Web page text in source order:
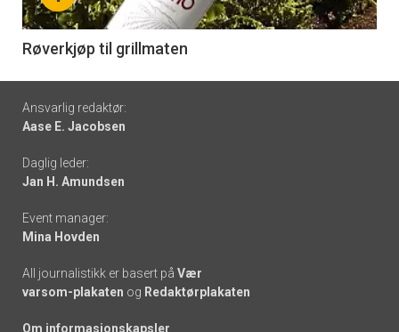
-
6
Røverkjøp til grillmaten
Footer
-
links
Ansvarlig redaktør:
Aase E. Jacobsen
Daglig leder:
Jan H. Amundsen
Event manager:
Mina Hovden
All journalistikk er basert på Vær
varsom-plakaten og Redaktørplakaten
Om informasjonskapsler